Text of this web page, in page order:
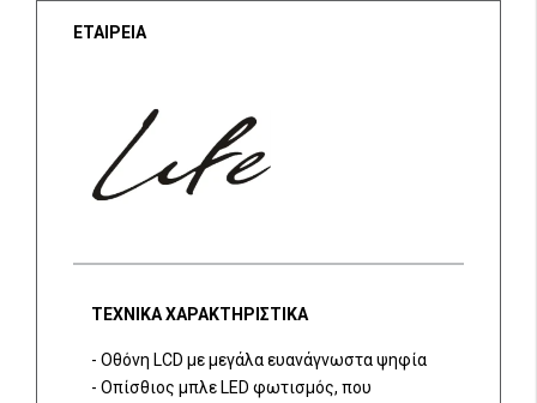
ΕΤΑΙΡΕΙΑ
ΤΕΧΝΙΚΑ ΧΑΡΑΚΤΗΡΙΣΤΙΚΑ
- Οθόνη LCD με μεγάλα ευανάγνωστα ψηφία
- Οπίσθιος μπλε LED φωτισμός, που